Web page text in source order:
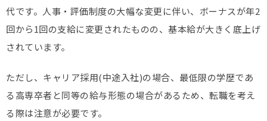
代です。人事・評価制度の大幅な変更に伴い、ボーナスが年2
回から1回の支給に変更されたものの、基本給が大きく底上げ
されています。
ただし、キャリア採用(中途入社)の場合、最低限の学歴であ
る高専卒者と同等の給与形態の場合があるため、転職を考え
る際は注意が必要です。